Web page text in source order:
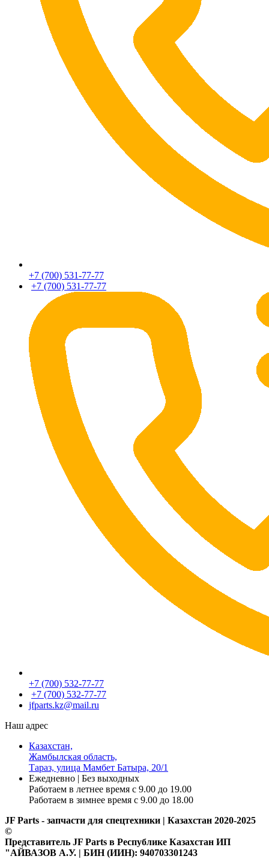
+7 (700) 531-77-77
+7 (700) 531-77-77
+7 (700) 532-77-77
+7 (700) 532-77-77
jfparts.kz@mail.ru
Наш адрес
Казахстан,
Жамбылская область,
Тараз, улица Мамбет Батыра, 20/1
Ежедневно | Без выходных
Работаем в летнее время с 9.00 до 19.00
Работаем в зимнее время с 9.00 до 18.00
JF Parts - запчасти для спецтехники | Казахстан 2020-2025
©
Представитель JF Parts в Республике Казахстан ИП
"АЙВАЗОВ А.У. | БИН (ИИН): 940703301243